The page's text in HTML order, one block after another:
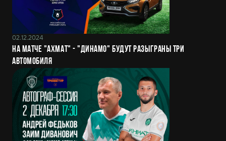
02.12.2024
На матче "Ахмат" - "Динамо" будут разыграны три
автомобиля